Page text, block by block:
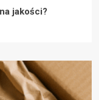
jakości?